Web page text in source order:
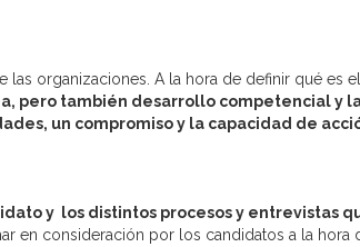
organizaciones. A la hora de definir qué es el
pero también desarrollo competencial y
un compromiso y la capacidad de
y los distintos procesos y entrevistas
en consideración por los candidatos a la hora